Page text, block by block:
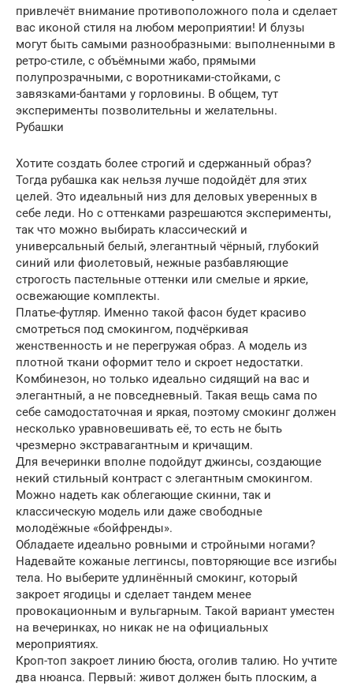
привлечёт внимание противоположного пола и сделает
вас иконой стиля на любом мероприятии! И блузы
могут быть самыми разнообразными: выполненными в
ретро-стиле, с объёмными жабо, прямыми
полупрозрачными, с воротниками-стойками, с
завязками-бантами у горловины. В общем, тут
эксперименты позволительны и желательны.
Рубашки
Хотите создать более строгий и сдержанный образ?
Тогда рубашка как нельзя лучше подойдёт для этих
целей. Это идеальный низ для деловых уверенных в
себе леди. Но с оттенками разрешаются эксперименты,
так что можно выбирать классический и
универсальный белый, элегантный чёрный, глубокий
синий или фиолетовый, нежные разбавляющие
строгость пастельные оттенки или смелые и яркие,
освежающие комплекты.
Платье-футляр. Именно такой фасон будет красиво
смотреться под смокингом, подчёркивая
женственность и не перегружая образ. А модель из
плотной ткани оформит тело и скроет недостатки.
Комбинезон, но только идеально сидящий на вас и
элегантный, а не повседневный. Такая вещь сама по
себе самодостаточная и яркая, поэтому смокинг должен
несколько уравновешивать её, то есть не быть
чрезмерно экстравагантным и кричащим.
Для вечеринки вполне подойдут джинсы, создающие
некий стильный контраст с элегантным смокингом.
Можно надеть как облегающие скинни, так и
классическую модель или даже свободные
молодёжные «бойфренды».
Обладаете идеально ровными и стройными ногами?
Надевайте кожаные леггинсы, повторяющие все изгибы
тела. Но выберите удлинённый смокинг, который
закроет ягодицы и сделает тандем менее
провокационным и вульгарным. Такой вариант уместен
на вечеринках, но никак не на официальных
мероприятиях.
Кроп-топ закроет линию бюста, оголив талию. Но учтите
два нюанса. Первый: живот должен быть плоским, а